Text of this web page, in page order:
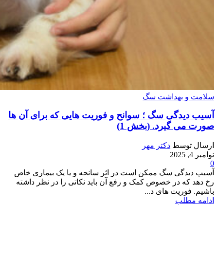
سلامت و بهداشت سگ
آسیب دیدگی سگ ؛ سوانح و فوریت هایی که برای آن ها
صورت می گیرد. (بخش 1)
ارسال توسط دکتر مهر
نوامبر 4, 2025
0
آسیب دیدگی سگ ممکن است در اثر سانحه و یا یک بیماری خاص
رخ دهد که در خصوص کمک و رفع آن باید نکاتی را در نظر داشته
باشیم. فوریت های د...
ادامه مطلب